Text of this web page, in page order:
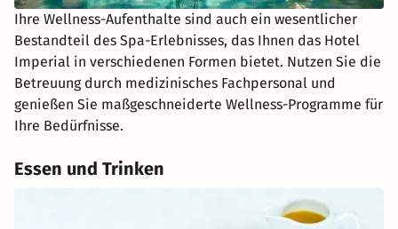
Ihre Wellness-Aufenthalte sind auch ein wesentlicher
Bestandteil des Spa-Erlebnisses, das Ihnen das Hotel
Imperial in verschiedenen Formen bietet. Nutzen Sie die
Betreuung durch medizinisches Fachpersonal und
genießen Sie maßgeschneiderte Wellness-Programme für
Ihre Bedürfnisse.
Essen und Trinken